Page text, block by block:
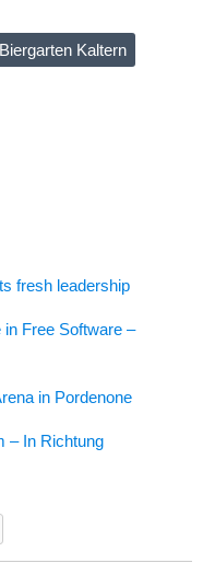
Kaltern
fresh leadership
Free Software –
in Pordenone
– In Richtung